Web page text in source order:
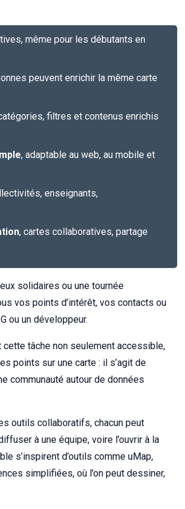
même pour les débutants en
peuvent enrichir la même carte
filtres et contenus enrichis
, adaptable au web, au mobile et
enseignants,
, cartes collaboratives, partage
solidaires ou une tournée
vos points d’intérêt, vos contacts ou
ou un développeur.
cette tâche non seulement accessible,
points sur une carte : il s’agit de
communauté autour de données
outils collaboratifs, chacun peut
à une équipe, voire l’ouvrir à la
s’inspirent d’outils comme uMap,
simplifiées, où l’on peut dessiner,